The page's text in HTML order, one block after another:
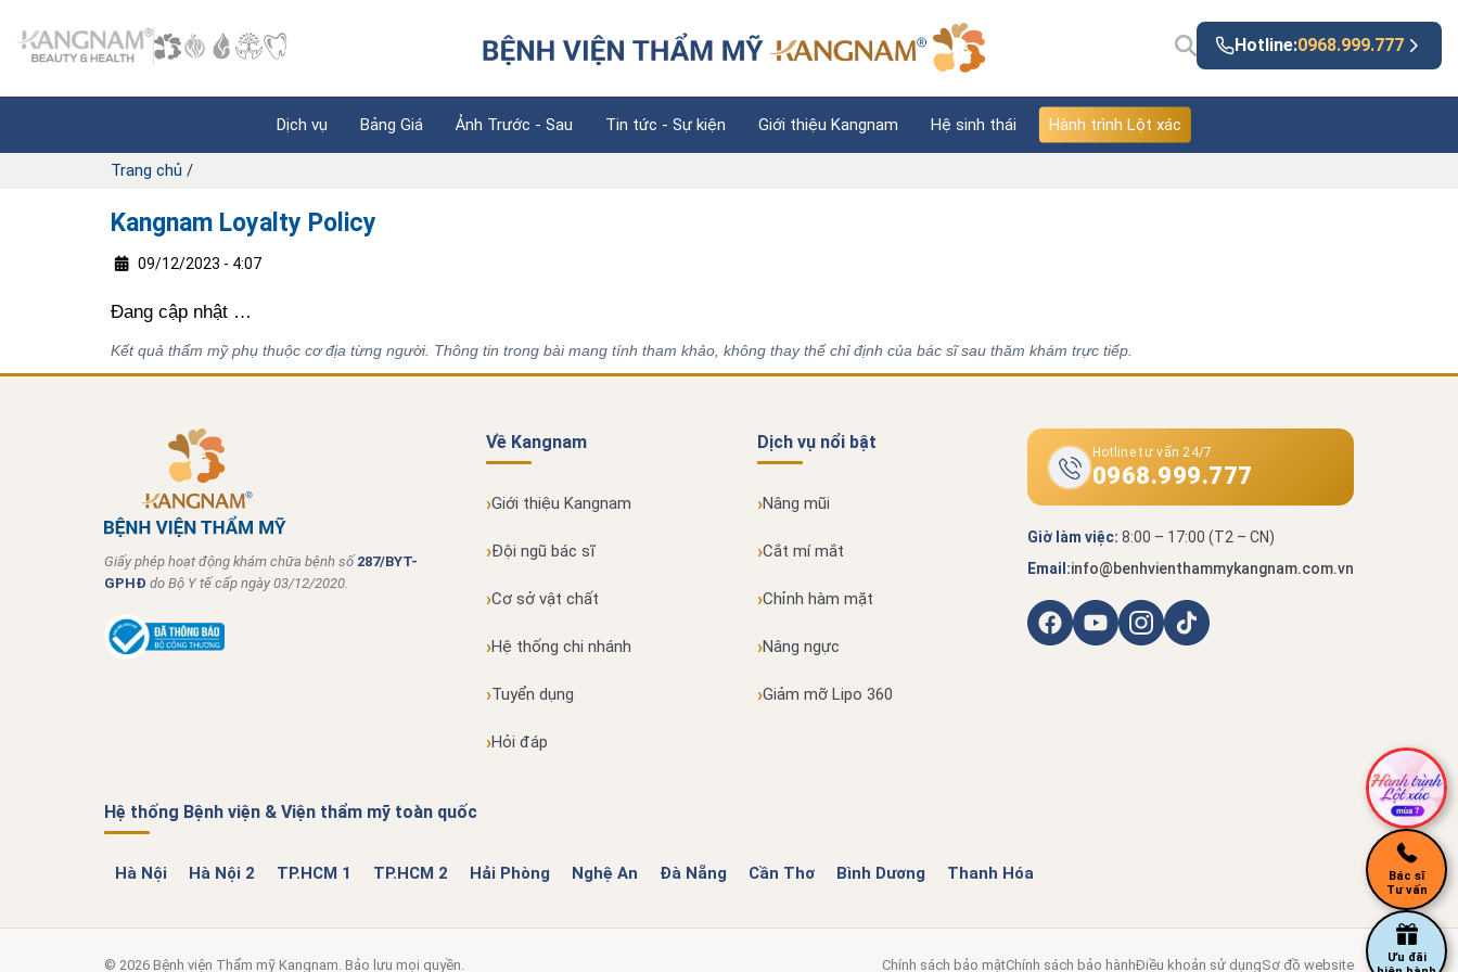
Hotline:0968.999.777
Dịch vụ Bảng Giá Ảnh Trước - Sau Tin tức - Sự kiện Giới thiệu Kangnam Hệ sinh thái Hành trình Lột xác
Trang chủ /
Kangnam Loyalty Policy
09/12/2023 - 4:07
Đang cập nhật …
Kết quả thẩm mỹ phụ thuộc cơ địa từng người. Thông tin trong bài mang tính tham khảo, không thay thế chỉ định của bác sĩ sau thăm khám trực tiếp.
Giấy phép hoạt động khám chữa bệnh số 287/BYT-
GPHĐ do Bộ Y tế cấp ngày 03/12/2020.
Về Kangnam
Giới thiệu Kangnam
Đội ngũ bác sĩ
Cơ sở vật chất
Hệ thống chi nhánh
Tuyển dụng
Hỏi đáp
Dịch vụ nổi bật
Nâng mũi
Cắt mí mắt
Chỉnh hàm mặt
Nâng ngực
Giảm mỡ Lipo 360
Hotline tư vấn 24/7
0968.999.777
Giờ làm việc: 8:00 – 17:00 (T2 – CN)
Email:info@benhvienthammykangnam.com.vn
Hệ thống Bệnh viện & Viện thẩm mỹ toàn quốc
Hà Nội Hà Nội 2 TP.HCM 1 TP.HCM 2 Hải Phòng Nghệ An Đà Nẵng Cần Thơ Bình Dương Thanh Hóa
© 2026 Bệnh viện Thẩm mỹ Kangnam. Bảo lưu mọi quyền. Chính sách bảo mậtChính sách bảo hànhĐiều khoản sử dụngSơ đồ website
Bác sĩ
Tư vấn
Ưu đãi